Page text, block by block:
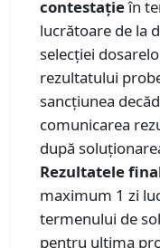
contestațieîn
lucrătoare de la
selecției
rezultatului
sancțiunea
comunicarea
după
Rezultatele
maximum 1 zi
termenului de
pentru ultima